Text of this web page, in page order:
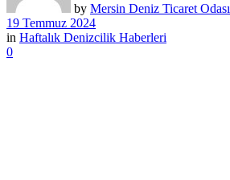
by Mersin Deniz Ticaret Odası
19 Temmuz 2024
in Haftalık Denizcilik Haberleri
0